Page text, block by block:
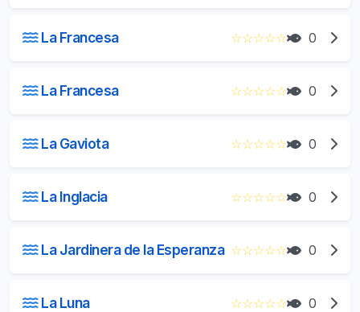
La Francesa ☆☆☆☆☆ 0
La Francesa ☆☆☆☆☆ 0
La Gaviota ☆☆☆☆☆ 0
La Inglacia ☆☆☆☆☆ 0
La Jardinera de la Esperanza ☆☆☆☆☆ 0
La Luna ☆☆☆☆☆ 0